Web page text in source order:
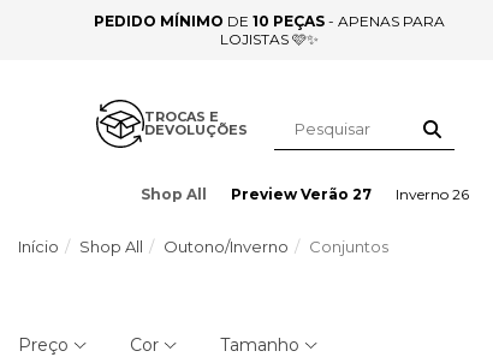
PEDIDO MÍNIMO DE 10 PEÇAS - APENAS PARA
LOJISTAS 🩷✨
TROCAS E
DEVOLUÇÕES
Shop All Preview Verão 27 Inverno 26
Início Shop All Outono/Inverno Conjuntos
Preço Cor Tamanho